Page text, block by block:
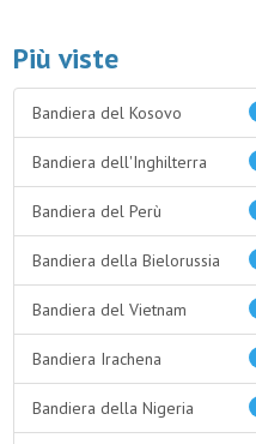
Più viste
Bandiera del Kosovo
Bandiera dell'Inghilterra
Bandiera del Perù
Bandiera della Bielorussia
Bandiera del Vietnam
Bandiera Irachena
Bandiera della Nigeria